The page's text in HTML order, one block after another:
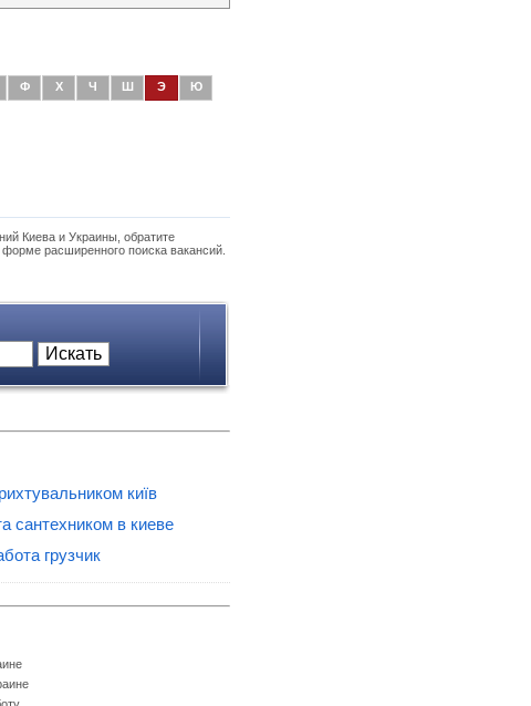
Ф Х Ч Ш Э Ю
Киева и Украины, обратите
расширенного поиска вакансий.
київ
сантехником в киеве
грузчик